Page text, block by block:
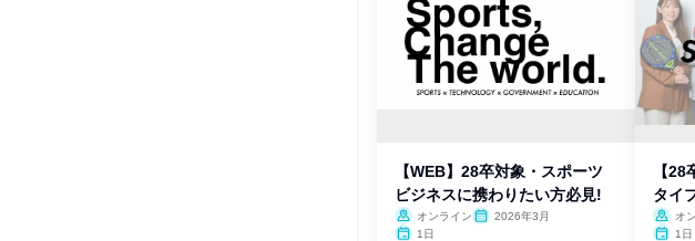
【WEB】28卒対象・スポーツ
ビジネスに携わりたい方必見!
オンライン
2026年3月
1日
【
タイ
オ
1日